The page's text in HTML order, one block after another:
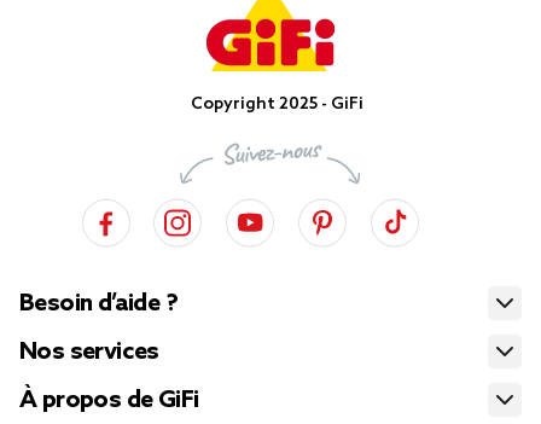
Copyright 2025 - GiFi
Besoin d’aide ?
Nos services
À propos de GiFi